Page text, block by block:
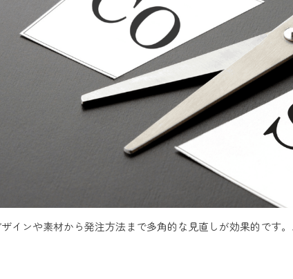
インや素材から発注方法まで多角的な見直しが効果的です